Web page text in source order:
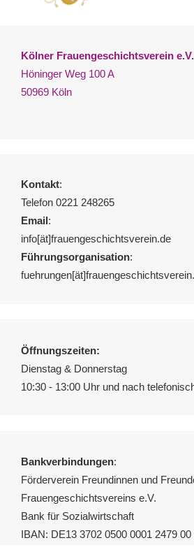
Kölner Frauengeschichtsverein e.V.
Höninger Weg 100 A
50969 Köln
Kontakt:
Telefon 0221 248265
Email:
info[ät]frauengeschichtsverein.de
Führungsorganisation:
Öffnungszeiten:
Dienstag & Donnerstag
10:30 - 13:00 Uhr und nach
Bankverbindungen:
Förderverein Freundinnen und
Frauengeschichtsvereins e.V.
Bank für Sozialwirtschaft
IBAN: DE13 3702 0500 0001 2479 00